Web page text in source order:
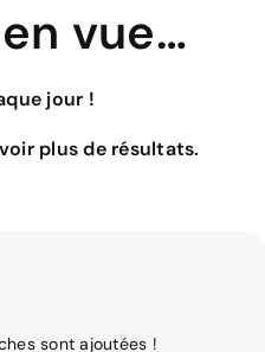
vue…
jour !
plus de résultats.
sont ajoutées !